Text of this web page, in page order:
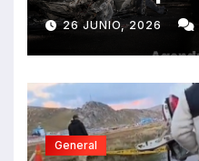
e impactó
dejando dos
26 JUNIO, 2026
General